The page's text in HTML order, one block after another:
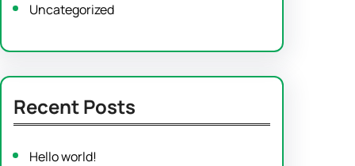
Uncategorized
Recent Posts
Hello world!